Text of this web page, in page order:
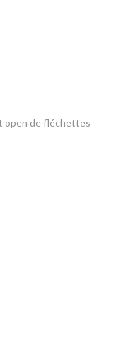
open de fléchettes